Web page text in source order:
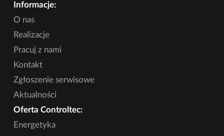
Informacje:
O nas
Realizacje
Pracuj z nami
Kontakt
Zgłoszenie serwisowe
Aktualności
Oferta Controltec:
Energetyka